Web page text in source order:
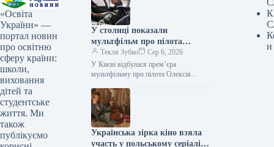
«Освіта
України» —
портал новин
про освітню
сферу країни:
школи,
виховання
дітей та
студентське
життя. Ми
також
публікуємо
У столиці показали
мультфільм про пілота
Олексія «Мунфіша» Меся
Текля Зубко
Сер 6, 2026
У Києві відбулася прем’єра
мультфільму про пілота Олексія
20:51 Укрінформ В Музеї війни
представили перший анімаційний…
Українська зірка кіно взяла
участь у польському серіалі
и